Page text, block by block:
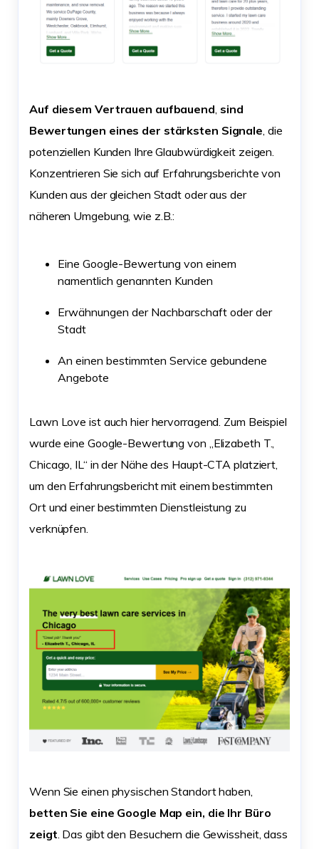
Auf diesem Vertrauen aufbauend sind
Bewertungen eines der stärksten Signale , die
potenziellen Kunden Ihre Glaubwürdigkeit zeigen.
Konzentrieren Sie sich auf Erfahrungsberichte von
Kunden aus der gleichen Stadt oder aus der
näheren Umgebung, wie z.B.:
Eine Google-Bewertung von einem
namentlich genannten Kunden
Erwähnungen der Nachbarschaft oder der
Stadt
An einen bestimmten Service gebundene
Angebote
Lawn Love ist auch hier hervorragend. Zum Beispiel
wurde eine Google-Bewertung von „Elizabeth T.,
Chicago, IL“ in der Nähe des Haupt-CTA platziert,
um den Erfahrungsbericht mit einem bestimmten
Ort und einer bestimmten Dienstleistung zu
verknüpfen.
Wenn Sie einen physischen Standort haben,
betten Sie eine Google Map ein, die Ihr Büro
zeigt . Das gibt den Besuchern die Gewissheit, dass